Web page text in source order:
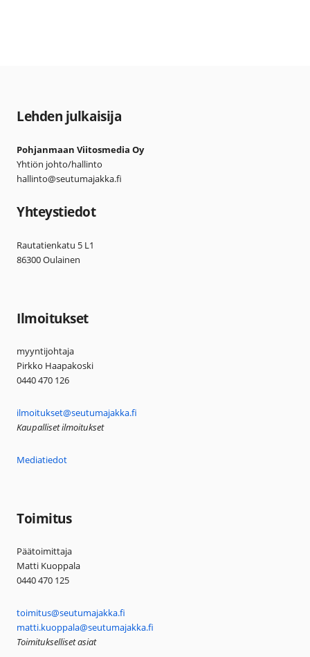
Lehden julkaisija
Pohjanmaan Viitosmedia Oy
Yhtiön johto/hallinto
hallinto@seutumajakka.fi
Yhteystiedot
Rautatienkatu 5 L1
86300 Oulainen
Ilmoitukset
myyntijohtaja
Pirkko Haapakoski
0440 470 126
ilmoitukset@seutumajakka.fi
Kaupalliset ilmoitukset
Mediatiedot
Toimitus
Päätoimittaja
Matti Kuoppala
0440 470 125
toimitus@seutumajakka.fi
matti.kuoppala@seutumajakka.fi
Toimitukselliset asiat